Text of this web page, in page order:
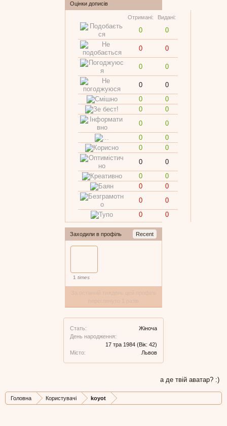
Оцінки дописів
Отримані: Видані:
0 0
0 0
0 0
0
0
0
0
0
0
0
0
0
0
0
0
0
0
0
0
0
0
0
0
0
0
Заходили в профіль Recent
1 times
Стать:
Жіноча
День народження:
17 тра 1984 (Вік: 42)
Місто:
Львов
а де твій аватар? :)
Головна Користувачі koyot